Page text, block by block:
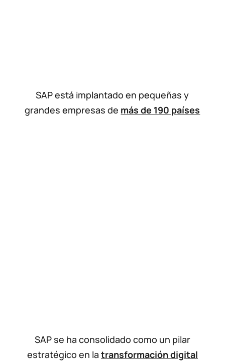
SAP está implantado en pequeñas y
grandes empresas de más de 190 países
SAP se ha consolidado como un pilar
estratégico en la transformación digital